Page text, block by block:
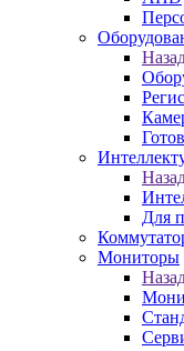
Для
Мониторы